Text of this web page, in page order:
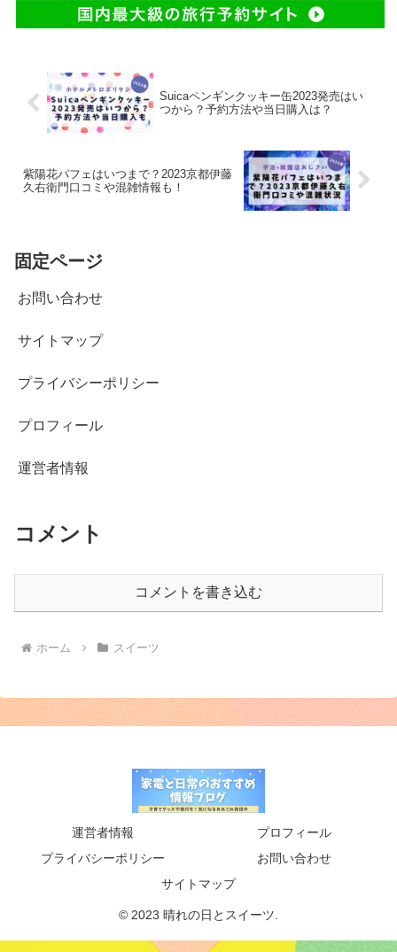
Suicaペンギンクッキー缶2023発売はい
つから？予約方法や当日購入は？
紫陽花パフェはいつまで？2023京都伊藤
久右衛門口コミや混雑情報も！
固定ページ
お問い合わせ
サイトマップ
プライバシーポリシー
プロフィール
運営者情報
コメント
コメントを書き込む
ホーム スイーツ
運営者情報
プロフィール
プライバシーポリシー
お問い合わせ
サイトマップ
© 2023 晴れの日とスイーツ.